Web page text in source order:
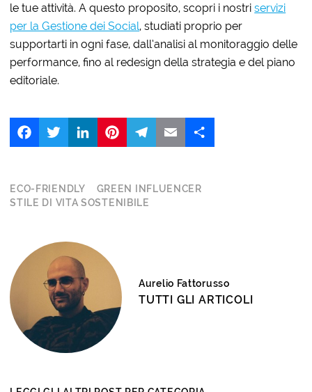
le tue attività. A questo proposito, scopri i nostriservizi
per la Gestione dei Social, studiati proprio per
supportarti in ogni fase, dall’analisi al monitoraggio delle
performance, fino al redesign della strategia e del piano
editoriale.
LinkedIn
ECO-FRIENDLY
GREEN INFLUENCER
STILE DI VITA SOSTENIBILE
Aurelio Fattorusso
TUTTI GLI ARTICOLI